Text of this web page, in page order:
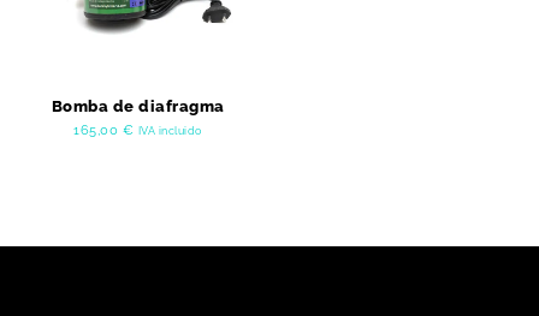
Bomba de diafragma
165,00 € IVA incluido